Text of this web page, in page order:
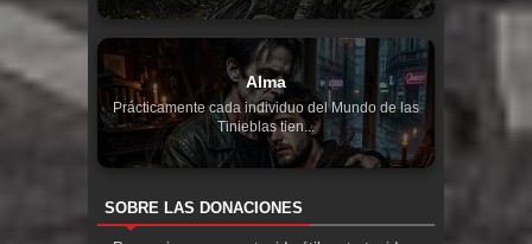
Alma
Prácticamente cada individuo del Mundo de las
Tinieblas tien...
SOBRE LAS DONACIONES